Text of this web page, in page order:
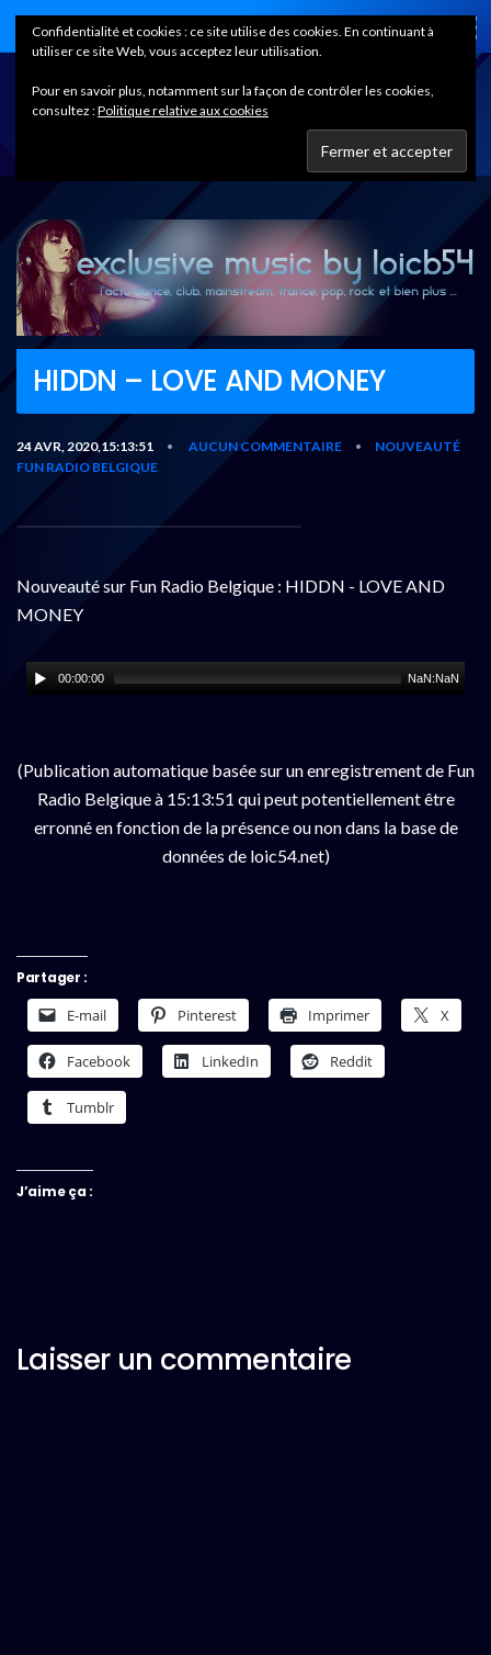
Home
HIDDN – LOVE AND MONEY
24 AVR, 2020,15:13:51 • AUCUN COMMENTAIRE •
NOUVEAUTÉ
FUN RADIO BELGIQUE
Nouveauté sur Fun Radio Belgique : HIDDN - LOVE AND
MONEY
00:00:00 NaN:NaN
(Publication automatique basée sur un enregistrement de Fun
Radio Belgique à 15:13:51 qui peut potentiellement être
erronné en fonction de la présence ou non dans la base de
données de loic54.net)
Partager :
E-mail Pinterest Imprimer X
Facebook LinkedIn Reddit
Tumblr
J’aime ça :
Laisser un commentaire
Confidentialité et cookies : ce site utilise des cookies. En continuant à
utiliser ce site Web, vous acceptez leur utilisation.
Pour en savoir plus, notamment sur la façon de contrôler les cookies,
consultez :Politique relative aux cookies